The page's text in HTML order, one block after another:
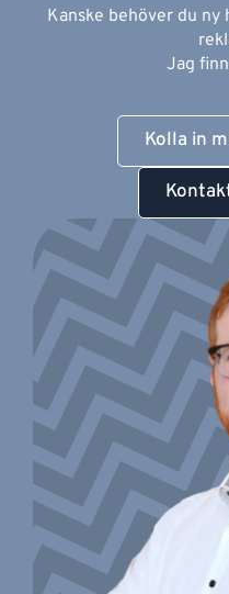
Kanske behöver du ny
Jag
Kolla in